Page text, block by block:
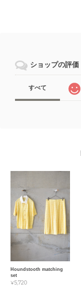
ショップの評価
すべて
Houndstooth matching
set
¥5,720